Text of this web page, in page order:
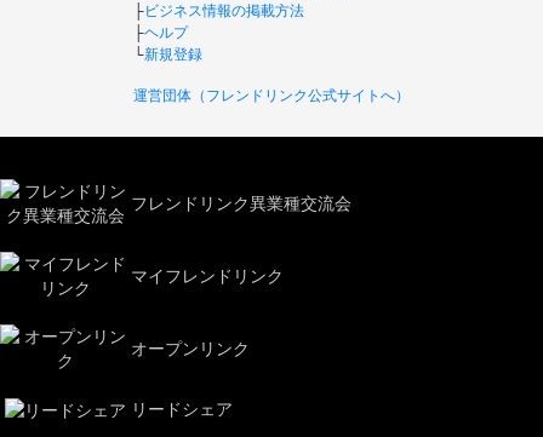
├ビジネス情報の掲載方法
├ヘルプ
└新規登録
運営団体（フレンドリンク公式サイトへ）
フレンドリンク異業種交流会
マイフレンドリンク
オープンリンク
リードシェア